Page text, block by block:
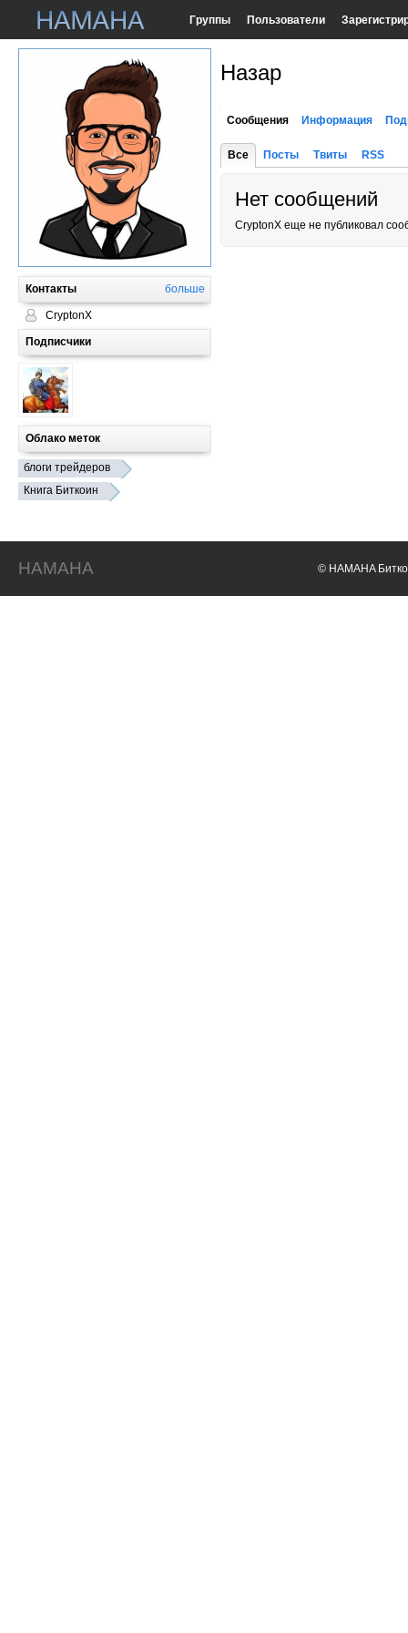
Группы Пользователи
Контакты больше
CryptonX
Подписчики
Облако меток
блоги трейдеров
Книга Биткоин
Назар
Сообщения Информация
Все Посты Твиты RSS
Нет сообщений
CryptonX еще не публиковал
HAMAHA © HAMAHA